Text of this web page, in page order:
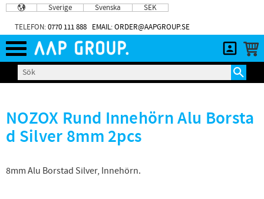
Meny
Sverige Svenska SEK
TELEFON:0770 111 888 EMAIL: ORDER@AAPGROUP.SE
NOZOX Rund Innehörn Alu Borsta
d Silver 8mm 2pcs
8mm Alu Borstad Silver, Innehörn.